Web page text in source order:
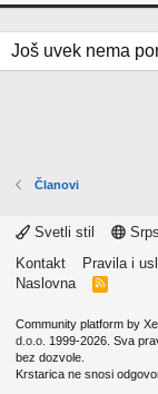
Još uvek nema
Članovi
Svetli stil
Kontakt
Pravila i
Naslovna
R
Community platform by
d.o.o. 1999-2026. Sva
bez dozvole.
Krstarica ne snosi